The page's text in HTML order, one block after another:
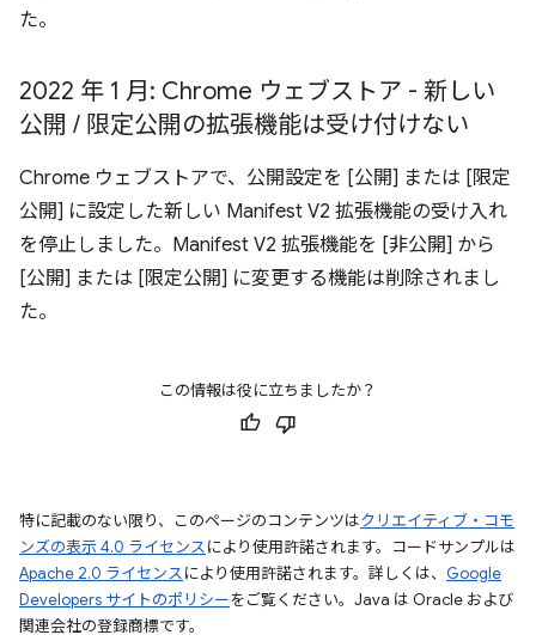
た。
2022 年 1 月: Chrome ウェブストア - 新しい
公開 / 限定公開の拡張機能は受け付けない
Chrome ウェブストアで、公開設定を [公開] または [限定
公開] に設定した新しい Manifest V2 拡張機能の受け入れ
を停止しました。Manifest V2 拡張機能を [非公開] から
[公開] または [限定公開] に変更する機能は削除されまし
た。
この情報は役に立ちましたか？
特に記載のない限り、このページのコンテンツはクリエイティブ・コモ
ンズの表示 4.0 ライセンスにより使用許諾されます。コードサンプルは
Apache 2.0 ライセンスにより使用許諾されます。詳しくは、 Google
Developers サイトのポリシーをご覧ください。Java は Oracle および
関連会社の登録商標です。